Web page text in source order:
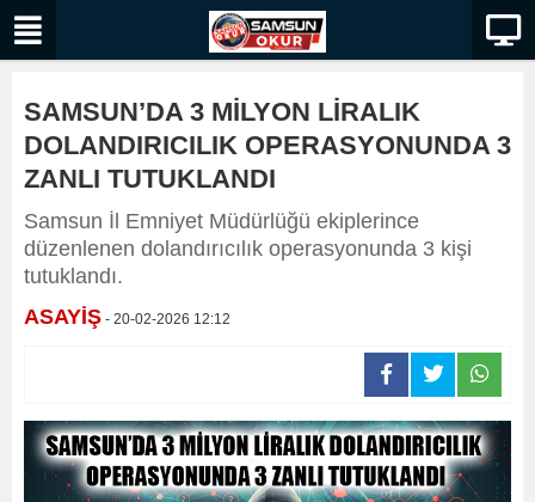
SAMSUN’DA 3 MİLYON LİRALIK
DOLANDIRICILIK OPERASYONUNDA 3
ZANLI TUTUKLANDI
Samsun İl Emniyet Müdürlüğü ekiplerince
düzenlenen dolandırıcılık operasyonunda 3 kişi
tutuklandı.
ASAYİŞ - 20-02-2026 12:12